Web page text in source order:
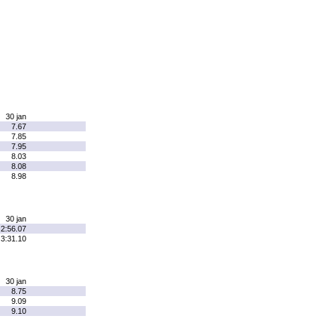
30 jan
7.67
7.85
7.95
8.03
8.08
8.98
30 jan
2:56.07
3:31.10
30 jan
8.75
9.09
9.10